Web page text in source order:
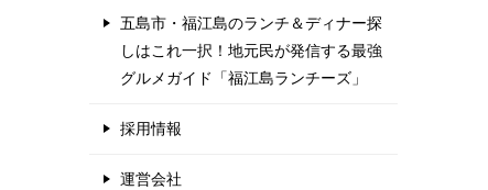
五島市・福江島のランチ＆ディナー探
しはこれ一択！地元民が発信する最強
グルメガイド「福江島ランチーズ」
採用情報
運営会社